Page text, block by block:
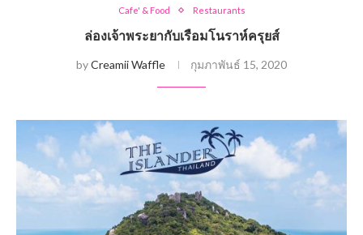
Cafe' & Food Restaurants
ล่องเจ้าพระยากับเรือมโนราห์ครุยส์
byCreamii Waffle กุมภาพันธ์ 15, 2020